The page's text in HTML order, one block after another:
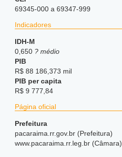
69345-000 a 69347-999
Indicadores
IDH-M
0,650 ? médio
PIB
R$ 88 186,373 mil
PIB per capita
R$ 9 777,84
Página oficial
Prefeitura
pacaraima.rr.gov.br (Prefeitura)
www.pacaraima.rr.leg.br (Câmara)